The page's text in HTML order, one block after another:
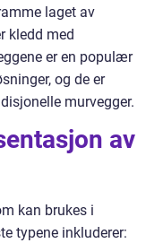
laget av
kledd med
er en populær
og de er
murvegger.
av
kan brukes i
typene inkluderer: